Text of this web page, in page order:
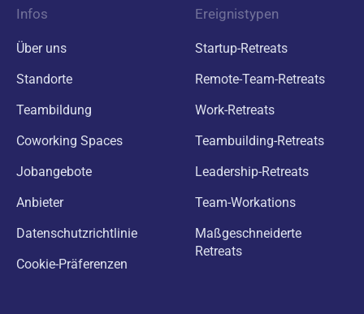
Infos
Über uns
Standorte
Teambildung
Coworking Spaces
Jobangebote
Anbieter
Datenschutzrichtlinie
Cookie-Präferenzen
Ereignistypen
Startup-Retreats
Remote-Team-Retreats
Work-Retreats
Teambuilding-Retreats
Leadership-Retreats
Team-Workations
Maßgeschneiderte
Retreats